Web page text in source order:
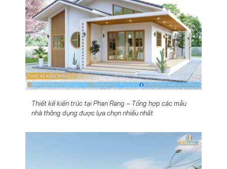
Thiết kế kiến trúc tại Phan Rang – Tổng hợp các mẫu
nhà thông dụng được lựa chọn nhiều nhất